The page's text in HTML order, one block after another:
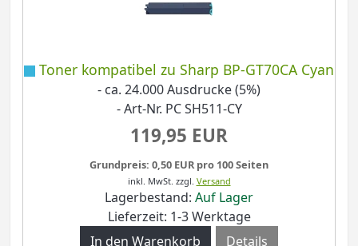
Toner kompatibel zu Sharp BP-GT70CA Cyan
- ca. 24.000 Ausdrucke (5%)
- Art-Nr. PC SH511-CY
119,95 EUR
Grundpreis: 0,50 EUR pro 100 Seiten
inkl. MwSt. zzgl. Versand
Lagerbestand: Auf Lager
Lieferzeit: 1-3 Werktage
Details